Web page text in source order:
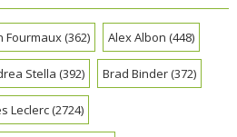
Fourmaux(362) Alex Albon (448)
Stella (392) Brad Binder(372)
Leclerc(2724)